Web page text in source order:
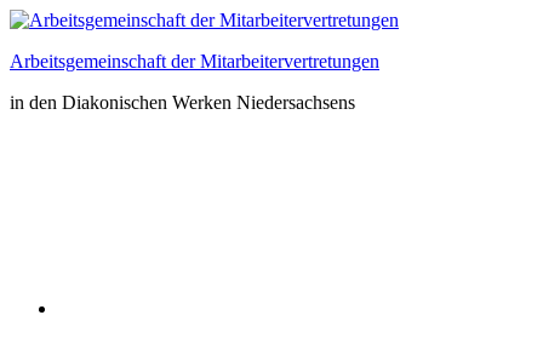
Zum
springen
Arbeitsgemeinschaft der Mitarbeitervertretungen
in den Diakonischen Werken Niedersachsens